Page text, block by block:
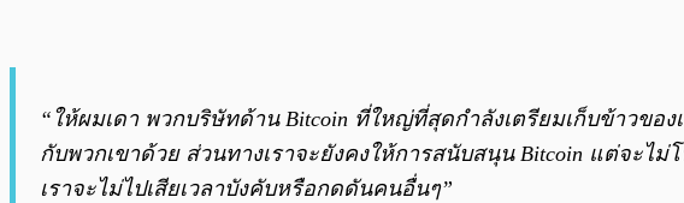
“ให้ผมเดา พวกบริษัทด้าน Bitcoin ที่ใหญ่ที่สุดกำลังเตรียมเก็บข้าวขอ
กับพวกเขาด้วย ส่วนทางเราจะยังคงให้การสนับสนุน Bitcoin แต่จะไ
เราจะไม่ไปเสียเวลาบังคับหรือกดดันคนอื่นๆ”